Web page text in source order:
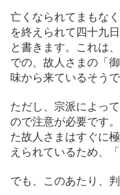
亡くなられてまもな
を終えられて四十九
と書きます。これは
での、故人さまの「
味から来ているそうで
ただし、宗派によっ
ので注意が必要です
た故人さまはすぐに
えられているため、
でも、このあたり、